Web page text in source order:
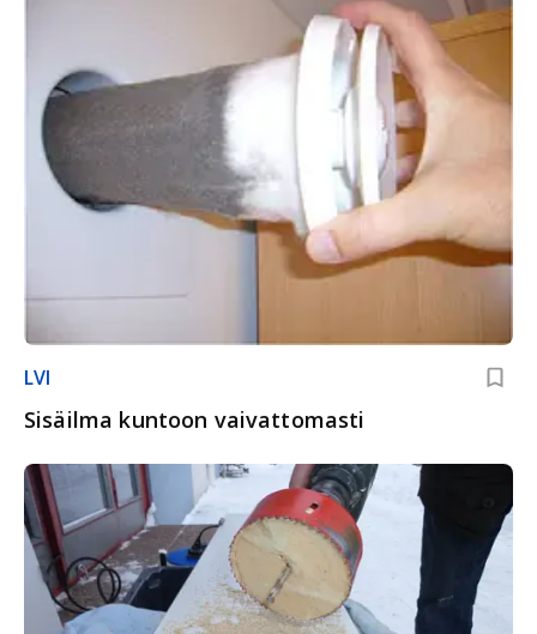
LVI
Sisäilma kuntoon vaivattomasti